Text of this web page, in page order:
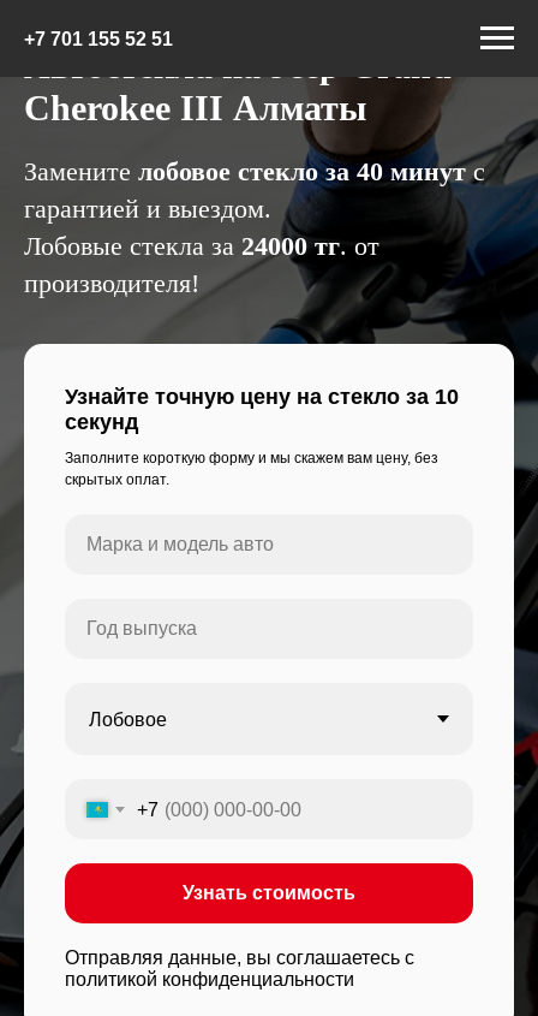
+7 701 155 52 51
Cherokee III Алматы
Замените лобовое стекло за 40 минутс
гарантией и выездом.
Лобовые стекла за 24000 тг. от
производителя!
Узнайте точную цену на стекло за 10
секунд
Заполните короткую форму и мы скажем вам цену, без
скрытых оплат.
+7
Узнать стоимость
Отправляя данные, вы соглашаетесь с
политикой конфиденциальности